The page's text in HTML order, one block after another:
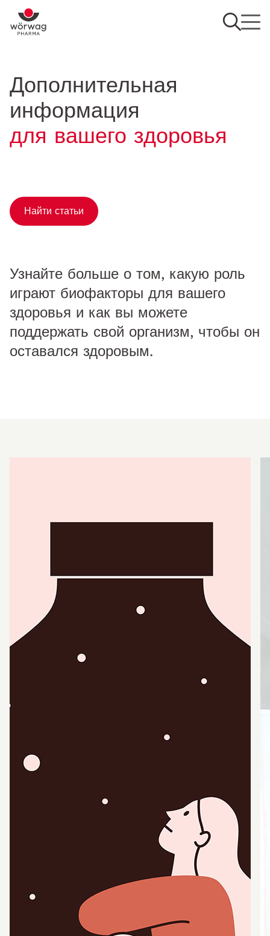
Дополнительная
информация
для вашего здоровья
Найти статьи
Узнайте больше о том, какую роль
играют биофакторы для вашего
здоровья и как вы можете
поддержать свой организм, чтобы он
оставался здоровым.